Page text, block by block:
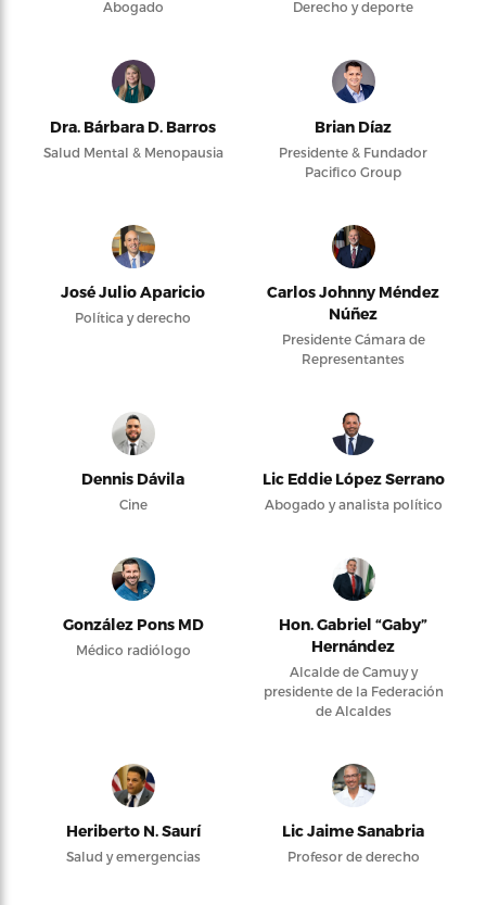
Abogado Derecho y deporte
Dra. Bárbara D. Barros
Salud Mental & Menopausia
Brian Díaz
Presidente & Fundador
Pacifico Group
José Julio Aparicio
Política y derecho
Carlos Johnny Méndez
Núñez
Presidente Cámara de
Representantes
Dennis Dávila
Cine
Lic Eddie López Serrano
Abogado y analista político
González Pons MD
Médico radiólogo
Hon. Gabriel “Gaby”
Hernández
Alcalde de Camuy y
presidente de la Federación
de Alcaldes
Heriberto N. Saurí
Salud y emergencias
Lic Jaime Sanabria
Profesor de derecho